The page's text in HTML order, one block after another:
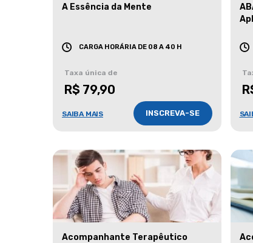
A Essência da Mente
CARGA HORÁRIA DE 08 A 40 H
Taxa única de
R$ 79,90
SAIBA MAIS INSCREVA-SE
Acompanhante Terapêutico